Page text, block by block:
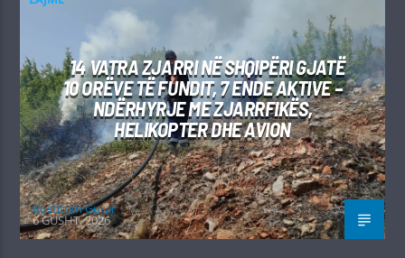
14 VATRA ZJARRI NË SHQIPËRI GJATË
10 ORËVE TË FUNDIT, 7 ENDE AKTIVE –
NDËRHYRJE ME ZJARRFIKËS,
HELIKOPTER DHE AVION
Kushtrim Guraj
6 GUSHT, 2026